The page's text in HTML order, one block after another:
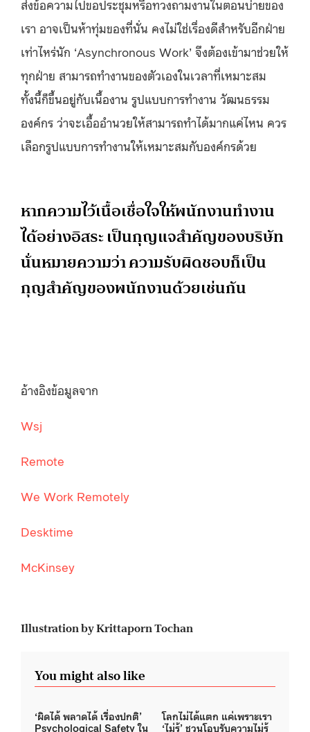
ส่งข้อความไปขอประชุมหรือทวงถามงานในตอนบ่ายของ
เรา อาจเป็นห้าทุ่มของที่นั่น คงไม่ใช่เรื่องดีสำหรับอีกฝ่าย
เท่าไหร่นัก ‘Asynchronous Work’ จึงต้องเข้ามาช่วยให้
ทุกฝ่าย สามารถทำงานของตัวเองในเวลาที่เหมาะสม
ทั้งนี้ก็ขึ้นอยู่กับเนื้องาน รูปแบบการทำงาน วัฒนธรรม
องค์กร ว่าจะเอื้ออำนวยให้สามารถทำได้มากแค่ไหน ควร
เลือกรูปแบบการทำงานให้เหมาะสมกับองค์กรด้วย
หากความไว้เนื้อเชื่อใจให้พนักงานทำงาน
ได้อย่างอิสระ เป็นกุญแจสำคัญของบริษัท
นั่นหมายความว่า ความรับผิดชอบก็เป็น
กุญสำคัญของพนักงานด้วยเช่นกัน
อ้างอิงข้อมูลจาก
Wsj
Remote
We Work Remotely
Desktime
McKinsey
Illustration by Krittaporn Tochan
You might also like
‘ผิดได้ พลาดได้ เรื่องปกติ’
Psychological Safety ใน
โลกไม่ได้แตก แค่เพราะเรา
‘ไม่รู้’ ชวนโอบรับความไม่รู้